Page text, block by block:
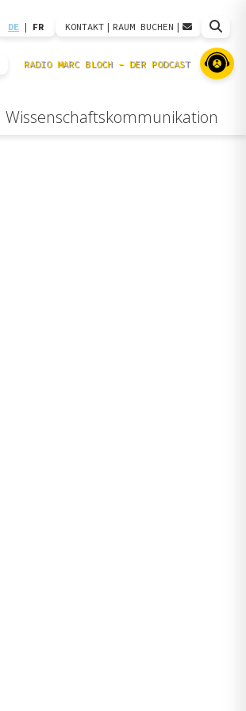
DE | FR KONTAKT | RAUM BUCHEN |
Wissenschaftskommunikation